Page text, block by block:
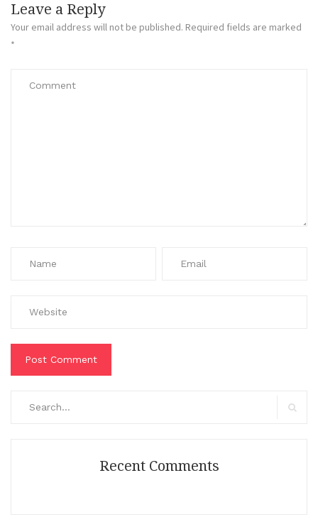
Leave a Reply
Your email address will not be published. Required fields are marked
*
Recent Comments